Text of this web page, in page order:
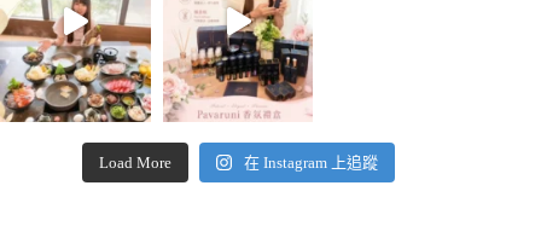
Load More 在 Instagram 上追蹤